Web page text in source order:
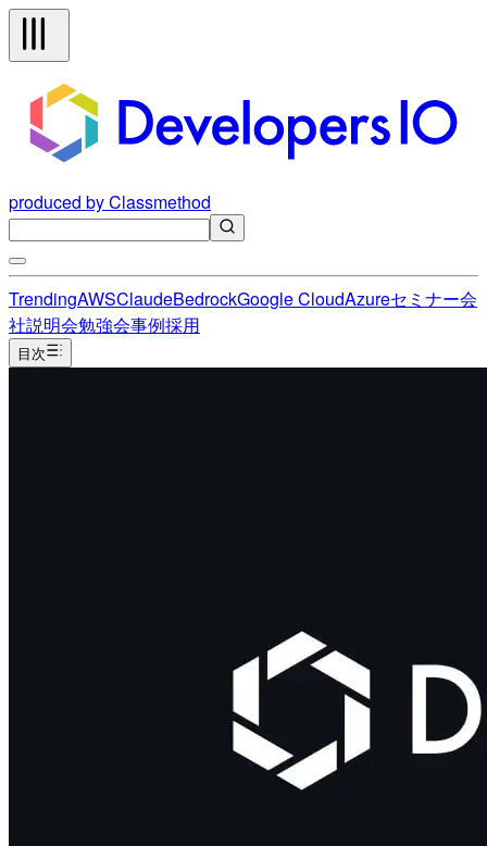
produced by Classmethod
TrendingAWSClaudeBedrockGoogle CloudAzureセミナー会
社説明会勉強会事例採用
目次